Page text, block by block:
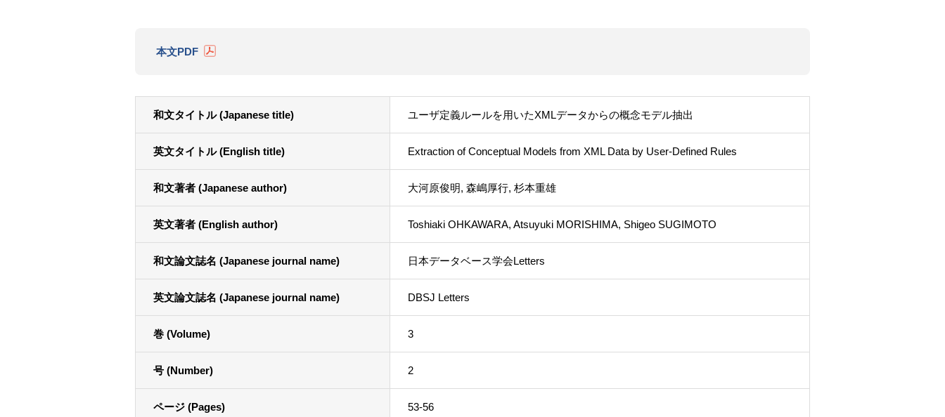
本文PDF
和文タイトル (Japanese title) ユーザ定義ルールを用いたXMLデータからの概念モデル抽出
英文タイトル (English title) Extraction of Conceptual Models from XML Data by User-Defined Rules
和文著者 (Japanese author) 大河原俊明, 森嶋厚行, 杉本重雄
英文著者 (English author) Toshiaki OHKAWARA, Atsuyuki MORISHIMA, Shigeo SUGIMOTO
和文論文誌名 (Japanese journal name) 日本データベース学会Letters
英文論文誌名 (Japanese journal name) DBSJ Letters
巻 (Volume) 3
号 (Number) 2
ページ (Pages) 53-56